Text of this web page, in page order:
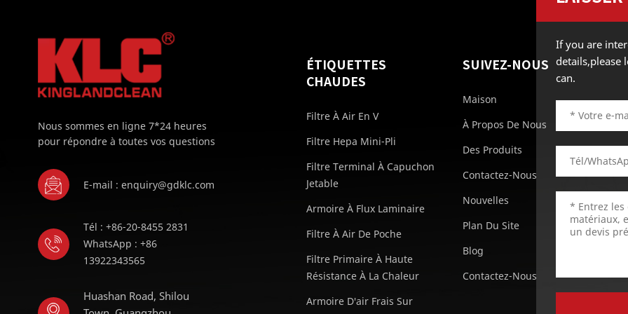
Nous sommes en ligne 7*24 heures
pour répondre à toutes vos questions
E-mail : enquiry@gdklc.com
Tél : +86-20-8455 2831
WhatsApp : +86
13922343565
Huashan Road, Shilou
ÉTIQUETTES
CHAUDES
Filtre À Air En V
Filtre Hepa Mini-Pli
Filtre Terminal À Capuchon
Jetable
Armoire À Flux Laminaire
Filtre À Air De Poche
Filtre Primaire À Haute
Résistance À La Chaleur
Armoire D'air Frais Sur
SUIVEZ-NOUS
Maison
À Propos De Nous
Des Produits
Contactez-Nous
Nouvelles
Plan Du Site
Blog
Contactez-Nous
If you are
details,please
can.